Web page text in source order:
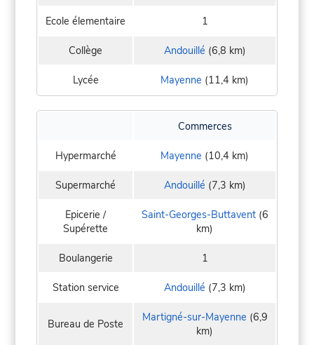
Ecole élementaire 1
Collège Andouillé (6,8 km)
Lycée Mayenne (11,4 km)
Commerces
Hypermarché Mayenne (10,4 km)
Supermarché Andouillé (7,3 km)
Epicerie /
Supérette
Saint-Georges-Buttavent(6
km)
Boulangerie 1
Station service Andouillé (7,3 km)
Bureau de Poste Martigné-sur-Mayenne (6,9
km)